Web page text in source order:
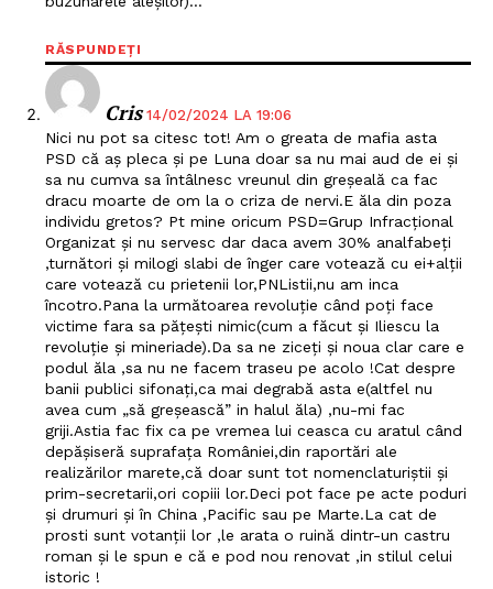
RĂSPUNDEȚI
Cris 14/02/2024 LA 19:06
Nici nu pot sa citesc tot! Am o greata de mafia asta
PSD că aș pleca și pe Luna doar sa nu mai aud de ei și
sa nu cumva sa întâlnesc vreunul din greșeală ca fac
dracu moarte de om la o criza de nervi.E ăla din poza
individu gretos? Pt mine oricum PSD=Grup Infracțional
Organizat și nu servesc dar daca avem 30% analfabeți
,turnători și milogi slabi de înger care votează cu ei+alții
care votează cu prietenii lor,PNListii,nu am inca
încotro.Pana la următoarea revoluție când poți face
victime fara sa pățești nimic(cum a făcut și Iliescu la
revoluție și mineriade).Da sa ne ziceți și noua clar care e
podul ăla ,sa nu ne facem traseu pe acolo !Cat despre
banii publici sifonați,ca mai degrabă asta e(altfel nu
avea cum „să greșească” in halul ăla) ,nu-mi fac
griji.Astia fac fix ca pe vremea lui ceasca cu aratul când
depășiseră suprafața României,din raportări ale
realizărilor marete,că doar sunt tot nomenclaturiștii și
prim-secretarii,ori copiii lor.Deci pot face pe acte poduri
și drumuri și în China ,Pacific sau pe Marte.La cat de
prosti sunt votanții lor ,le arata o ruină dintr-un castru
roman și le spun e că e pod nou renovat ,in stilul celui
istoric !